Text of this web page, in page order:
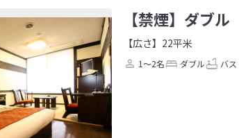
【禁煙】ダブル
【広さ】22平米
1～2名 ダブル バス